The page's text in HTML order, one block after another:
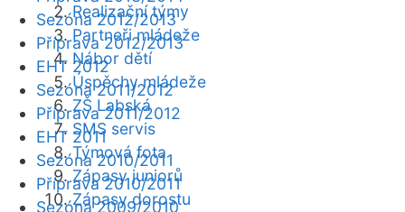
Realizační týmy
Partneři mládeže
Nábor dětí
Úspěchy mládeže
ZŠ Labská
SMS servis
Týmová fota
Zápasy juniorů
Zápasy dorostu
Sezóna 2012/2013
Příprava 2012/2013
EHT 2012
Sezóna 2011/2012
Příprava 2011/2012
EHT 2011
Sezóna 2010/2011
Příprava 2010/2011
Sezóna 2009/2010